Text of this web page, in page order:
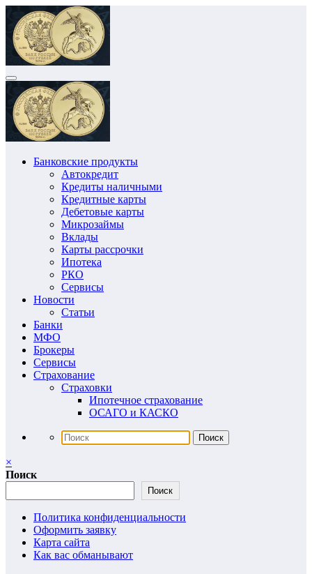
Перейти
содержимому
Банковские продукты
Автокредит
Кредиты наличными
Кредитные карты
Дебетовые карты
Микрозаймы
Вклады
Карты рассрочки
Ипотека
РКО
Сервисы
Новости
Статьи
Банки
МФО
Брокеры
Сервисы
Страхование
Страховки
Ипотечное страхование
ОСАГО и КАСКО
×
Поиск
Поиск
Политика конфиденциальности
Оформить заявку
Карта сайта
Как вас обманывают